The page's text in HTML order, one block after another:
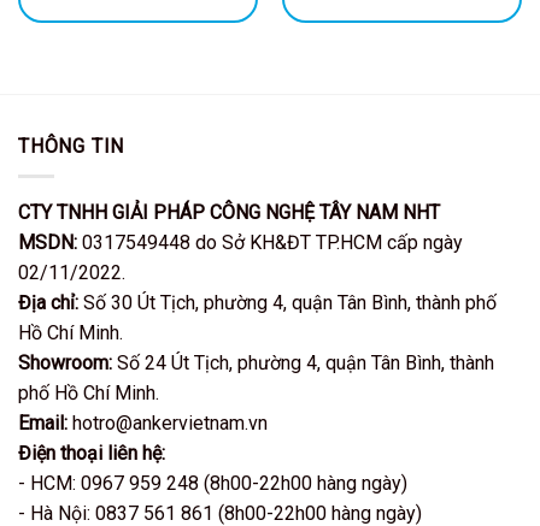
từ
là:
tại
THÔNG TIN
CTY TNHH GIẢI PHÁP CÔNG NGHỆ TÂY NAM NHT
MSDN: 0317549448 do Sở KH&ĐT TP.HCM cấp ngày
02/11/2022.
Địa chỉ: Số 30 Út Tịch, phường 4, quận Tân Bình, thành phố
Hồ Chí Minh.
Showroom: Số 24 Út Tịch, phường 4, quận Tân Bình, thành
phố Hồ Chí Minh.
Email: hotro@ankervietnam.vn
Điện thoại liên hệ:
- HCM: 0967 959 248 (8h00-22h00 hàng ngày)
- Hà Nội: 0837 561 861 (8h00-22h00 hàng ngày)